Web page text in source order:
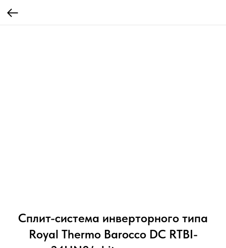
Сплит-система инверторного типа
Royal Thermo Barocco DC RTBI-